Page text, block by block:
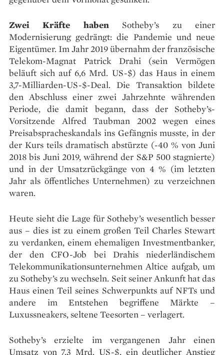
Zwei Kräfte habenSotheby’s zu einer
Modernisierung gedrängt: die Pandemie und neue
Eigentümer. Im Jahr 2019 übernahm der französische
Telekom-Magnat Patrick Drahi (sein Vermögen
beläuft sich auf 6,6 Mrd. US-$) das Haus in einem
3,7-Milliarden-US-$-Deal. Die Transaktion bildete
den Abschluss einer zwei Jahrzehnte währenden
Periode, die damit begann, dass der Sotheby’s-
Vorsitzende Alfred Taubman 2002 wegen eines
Preisabspracheskandals ins Gefängnis musste, in der
der Kurs teils dramatisch abstürzte (-40 % von Juni
2018 bis Juni 2019, während der S&P 500 stagnierte)
und in der Umsatzrückgänge von 4 % (im letzten
Jahr als öffentliches Unternehmen) zu verzeichnen
waren.
Heute sieht die Lage für Sotheby’s wesentlich besser
aus – dies ist zu einem großen Teil Charles Stewart
zu verdanken, einem ehemaligen Investmentbanker,
der den CFO-Job bei Drahis niederländischem
Telekommunikationsunternehmen Altice aufgab, um
zu Sotheby’s zu wechseln. Seit seiner Ankunft hat das
Haus einen Teil seines Schwerpunkts auf NFTs und
andere im Entstehen begriffene Märkte –
Luxussneakers, seltene Teesorten – verlagert.
Sotheby’s erzielte im vergangenen Jahr einen
Umsatz von 7,3 Mrd. US-$, ein deutlicher Anstieg